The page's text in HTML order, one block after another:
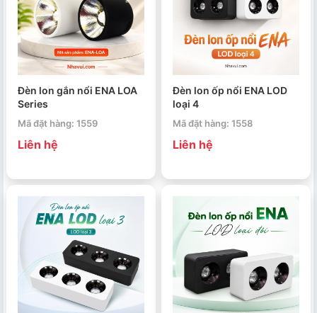
Đèn lon gắn nổi ENA LOA
Series
Mã đặt hàng: 1559
Liên hệ
Đèn lon ốp nổi ENA LOD
loại 4
Mã đặt hàng: 1558
Liên hệ